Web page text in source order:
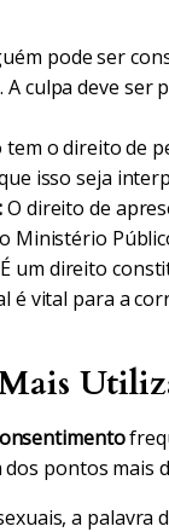
pode ser
culpa deve ser
tem o direito de
isso seja
O direito de
Ministério
É um direito
é vital para a
pontos mais
a palavra